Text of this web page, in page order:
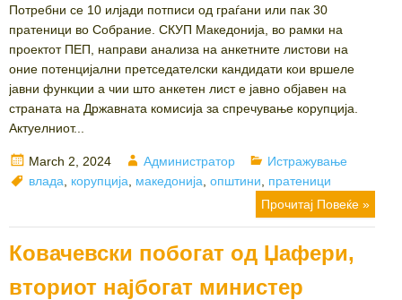
Потребни се 10 илјади потписи од граѓани или пак 30
пратеници во Собрание. СКУП Македонија, во рамки на
проектот ПЕП, направи анализа на анкетните листови на
оние потенцијални претседателски кандидати кои вршеле
јавни функции а чии што анкетен лист е јавно објавен на
страната на Државната комисија за спречување корупција.
Актуелниот...
Posted
on
March 2, 2024 Author
Администратор Categories
Истражување
Tags
влада корупција македонија општини
пратеници
Прочитај Повеќе »
Ковачевски побогат од Џафери,
вториот најбогат министер